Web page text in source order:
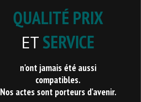
QUALITÉ PRIX
ET SERVICE
n'ont jamais été aussi
compatibles.
Nos actes sont porteurs d'avenir.